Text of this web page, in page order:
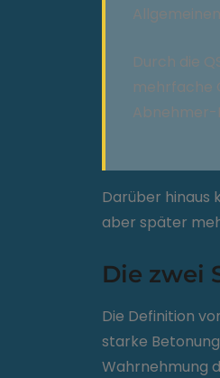
Durch die
mehrfache
Abnehmer-
Darüber hinaus
aber später
Die zwei
Die Definition
starke
Wahrnehmung